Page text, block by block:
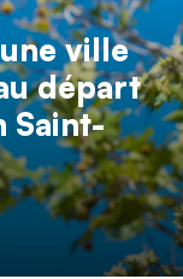
ville
départ
Saint-